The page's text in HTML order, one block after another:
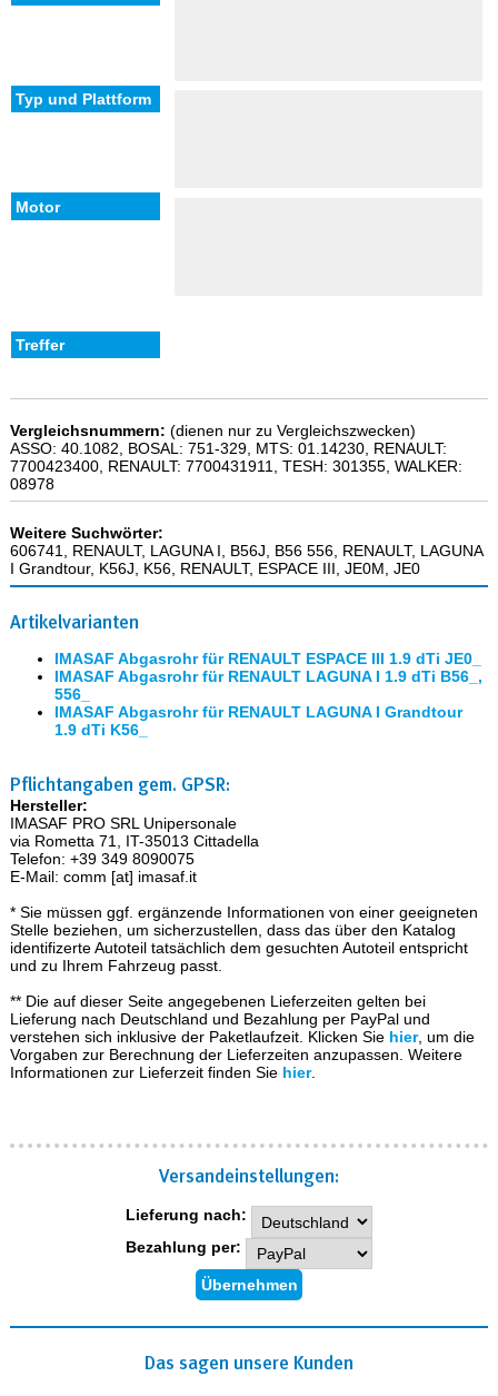
Vergleichsnummern: (dienen nur zu Vergleichszwecken)
ASSO: 40.1082, BOSAL: 751-329, MTS: 01.14230, RENAULT:
7700423400, RENAULT: 7700431911, TESH: 301355, WALKER:
08978
Weitere Suchwörter:
606741, RENAULT, LAGUNA I, B56J, B56 556, RENAULT, LAGUNA
I Grandtour, K56J, K56, RENAULT, ESPACE III, JE0M, JE0
Artikelvarianten
IMASAF Abgasrohr für RENAULT ESPACE III 1.9 dTi JE0_
IMASAF Abgasrohr für RENAULT LAGUNA I 1.9 dTi B56_,
556_
IMASAF Abgasrohr für RENAULT LAGUNA I Grandtour
1.9 dTi K56_
Pflichtangaben gem. GPSR:
Hersteller:
IMASAF PRO SRL Unipersonale
via Rometta 71, IT-35013 Cittadella
Telefon: +39 349 8090075
E-Mail: comm [at] imasaf.it
* Sie müssen ggf. ergänzende Informationen von einer geeigneten
Stelle beziehen, um sicherzustellen, dass das über den Katalog
identifizerte Autoteil tatsächlich dem gesuchten Autoteil entspricht
und zu Ihrem Fahrzeug passt.
** Die auf dieser Seite angegebenen Lieferzeiten gelten bei
Lieferung nach Deutschland und Bezahlung per PayPal und
verstehen sich inklusive der Paketlaufzeit. Klicken Sie hier, um die
Vorgaben zur Berechnung der Lieferzeiten anzupassen. Weitere
Informationen zur Lieferzeit finden Sie hier.
Versand­einstellungen:
Lieferung nach:
Bezahlung per:
Das sagen unsere Kunden